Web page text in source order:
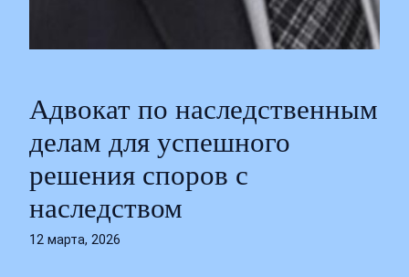
Адвокат по наследственным
делам для успешного
решения споров с
наследством
12 марта, 2026